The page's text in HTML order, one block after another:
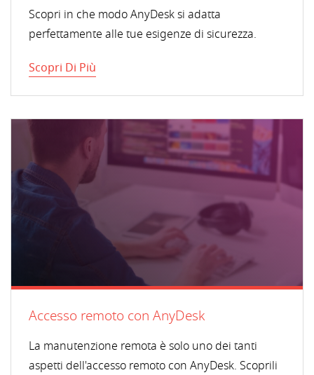
Scopri in che modo AnyDesk si adatta
perfettamente alle tue esigenze di sicurezza.
Scopri Di Più
Accesso remoto con AnyDesk
La manutenzione remota è solo uno dei tanti
aspetti dell'accesso remoto con AnyDesk. Scoprili